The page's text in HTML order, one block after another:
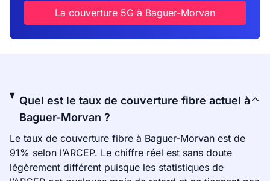
La couverture 5G à Baguer-Morvan
Quel est le taux de couverture fibre actuel à
Baguer-Morvan ?
Le taux de couverture fibre à Baguer-Morvan est de
91% selon l’ARCEP. Le chiffre réel est sans doute
légèrement différent puisque les statistiques de